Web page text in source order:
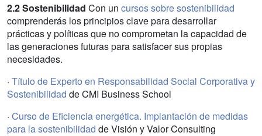
2.2 Sostenibilidad Con un cursos sobre sostenibilidad
comprenderás los principios clave para desarrollar
prácticas y políticas que no comprometan la capacidad de
las generaciones futuras para satisfacer sus propias
necesidades.
· Título de Experto en Responsabilidad Social Corporativa y
Sostenibilidad de CMI Business School
· Curso de Eficiencia energética. Implantación de medidas
para la sostenibilidad de Visión y Valor Consulting